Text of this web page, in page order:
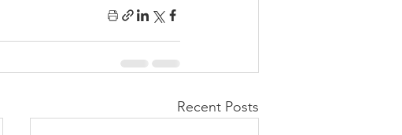
Recent Posts